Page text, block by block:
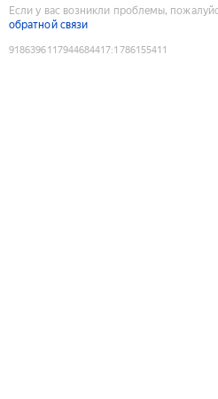
Если у вас возникли проблемы,
обратной связи
9186396117944684417:1786155411